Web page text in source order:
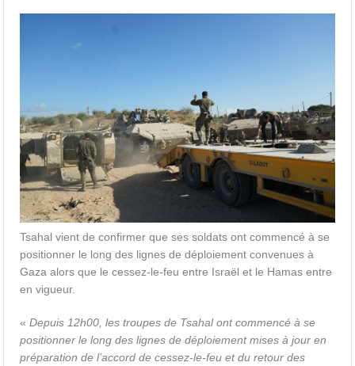
Tsahal vient de confirmer que ses soldats ont commencé à se
positionner le long des lignes de déploiement convenues à
Gaza alors que le cessez-le-feu entre Israël et le Hamas entre
en vigueur.
«Depuis 12h00, les troupes de Tsahal ont commencé à se
positionner le long des lignes de déploiement mises à jour en
préparation de l’accord de cessez-le-feu et du retour des